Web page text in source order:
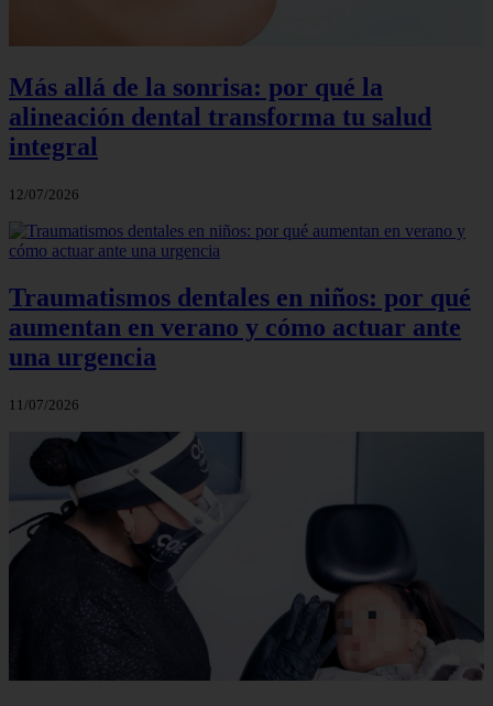
Más allá de la sonrisa: por qué la
alineación dental transforma tu salud
integral
12/07/2026
Traumatismos dentales en niños: por qué
aumentan en verano y cómo actuar ante
una urgencia
11/07/2026